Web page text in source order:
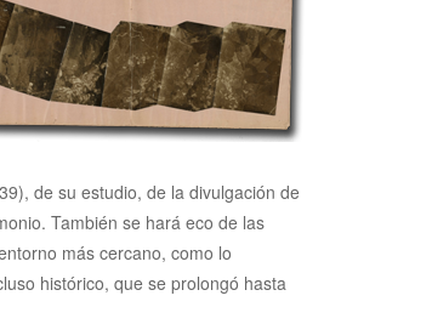
de su estudio, de la divulgación de
También se hará eco de las
más cercano, como lo
histórico, que se prolongó hasta